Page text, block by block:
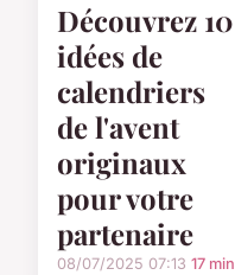
Découvrez 10
idées de
calendriers
de l'avent
originaux
pour votre
partenaire
08/07/2025 07:13 17 min